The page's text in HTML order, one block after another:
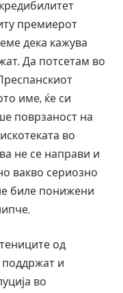
премиерот
дека кажува
Да потсетам во
име, ќе си
поврзаност на
во
не се направи и
вакво сериозно
биле понижени
од
поддржат и
во